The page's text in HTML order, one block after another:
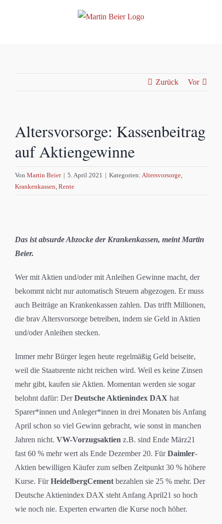
Zurück Vor
Altersvorsorge: Kassenbeitrag
auf Aktiengewinne
Von Martin Beier | 5. April 2021 | Kategorien: Altersvorsorge,
Krankenkassen, Rente
Das ist absurde Abzocke der Krankenkassen, meint Martin
Beier.
Wer mit Aktien und/oder mit Anleihen Gewinne macht, der
bekommt nicht nur automatisch Steuern abgezogen. Er muss
auch Beiträge an Krankenkassen zahlen. Das trifft Millionen,
die brav Altersvorsorge betreiben, indem sie Geld in Aktien
und/oder Anleihen stecken.
Immer mehr Bürger legen heute regelmäßig Geld beiseite,
weil die Staatsrente nicht reichen wird. Weil es keine Zinsen
mehr gibt, kaufen sie Aktien. Momentan werden sie sogar
belohnt dafür: DerDeutsche Aktienindex DAX hat
Sparer*innen und Anleger*innen in drei Monaten bis Anfang
April schon so viel Gewinn gebracht, wie sonst in manchen
Jahren nicht. VW-Vorzugsaktien z.B. sind Ende März21
fast 60 % mehr wert als Ende Dezember 20. FürDaimler-
Aktien bewilligen Käufer zum selben Zeitpunkt 30 % höhere
Kurse. FürHeidelbergCement bezahlen sie 25 % mehr. Der
Deutsche Aktienindex DAX steht Anfang April21 so hoch
wie noch nie. Experten erwarten die Kurse noch höher.